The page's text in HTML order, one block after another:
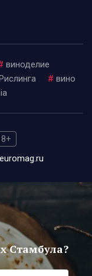
виноделие
# вино
Стамбула?